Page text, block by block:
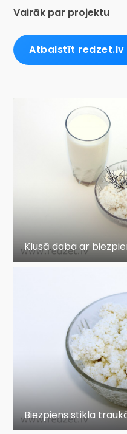
Vairāk par projektu
Atbalstīt redzet.lv
Klusā daba ar
Biezpiens stikla